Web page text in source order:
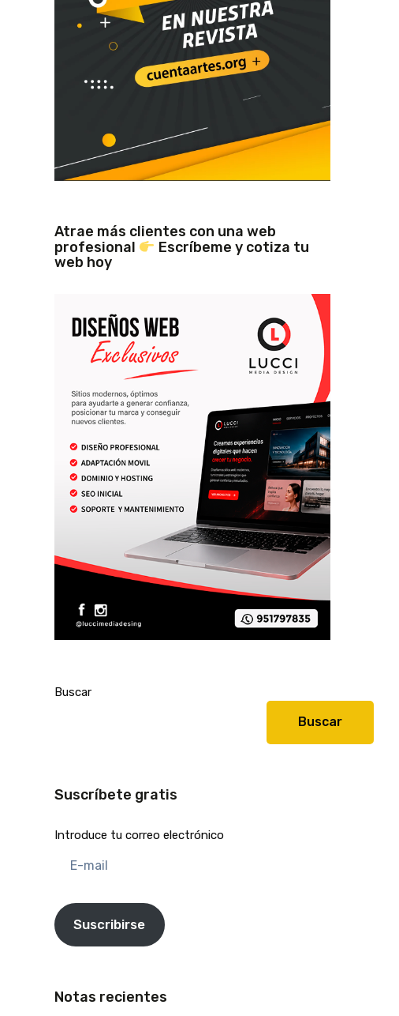
Atrae más clientes con una web
profesional
Escríbeme y cotiza tu
web hoy
Buscar
Buscar
Suscríbete gratis
Introduce tu correo electrónico
mail
Suscribirse
Notas recientes